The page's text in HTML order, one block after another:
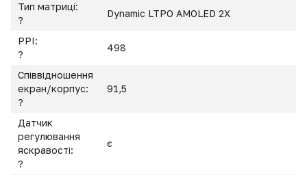
Тип матриці:
?
Dynamic LTPO AMOLED 2X
PPI:
?
498
Співвідношення
екран/корпус:
?
91,5
Датчик
регулювання
яскравості:
?
є